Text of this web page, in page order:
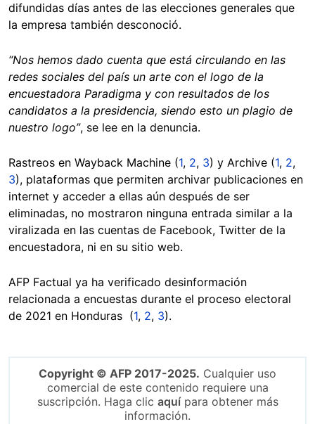
difundidas días antes de las elecciones generales que
la empresa también desconoció.
“Nos hemos dado cuenta que está circulando en las
redes sociales del país un arte con el logo de la
encuestadora Paradigma y con resultados de los
candidatos a la presidencia, siendo esto un plagio de
nuestro logo”, se lee en la denuncia.
Rastreos en Wayback Machine (1, 2, 3) y Archive (1, 2,
3), plataformas que permiten archivar publicaciones en
internet y acceder a ellas aún después de ser
eliminadas, no mostraron ninguna entrada similar a la
viralizada en las cuentas de Facebook, Twitter de la
encuestadora, ni en su sitio web.
AFP Factual ya ha verificado desinformación
relacionada a encuestas durante el proceso electoral
de 2021 en Honduras (1, 2, 3).
Copyright © AFP 2017-2025. Cualquier uso
comercial de este contenido requiere una
suscripción. Haga clic aquípara obtener más
información.